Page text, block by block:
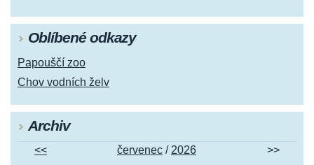
Oblíbené odkazy
Papouščí zoo
Chov vodních želv
Archiv
<< červenec / 2026 >>